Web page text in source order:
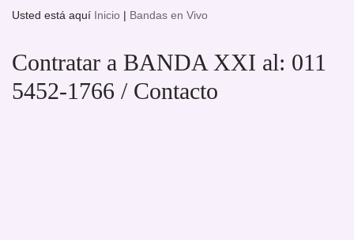
Usted está aquí Inicio | Bandas en Vivo
Contratar a BANDA XXI al: 011
5452-1766 / Contacto